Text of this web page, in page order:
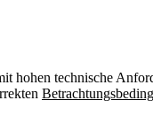
hohen technische